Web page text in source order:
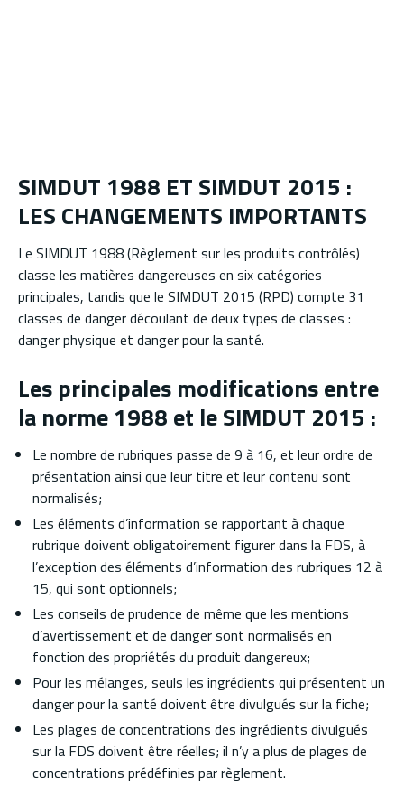
SIMDUT 1988 ET SIMDUT 2015 :
LES CHANGEMENTS IMPORTANTS
Le SIMDUT 1988 (Règlement sur les produits contrôlés)
classe les matières dangereuses en six catégories
principales, tandis que le SIMDUT 2015 (RPD) compte 31
classes de danger découlant de deux types de classes :
danger physique et danger pour la santé.
Les principales modifications entre
la norme 1988 et le SIMDUT 2015 :
Le nombre de rubriques passe de 9 à 16, et leur ordre de
présentation ainsi que leur titre et leur contenu sont
normalisés;
Les éléments d’information se rapportant à chaque
rubrique doivent obligatoirement figurer dans la FDS, à
l’exception des éléments d’information des rubriques 12 à
15, qui sont optionnels;
Les conseils de prudence de même que les mentions
d’avertissement et de danger sont normalisés en
fonction des propriétés du produit dangereux;
Pour les mélanges, seuls les ingrédients qui présentent un
danger pour la santé doivent être divulgués sur la fiche;
Les plages de concentrations des ingrédients divulgués
sur la FDS doivent être réelles; il n’y a plus de plages de
concentrations prédéfinies par règlement.